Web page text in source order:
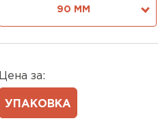
90 ММ
Цена за:
УПАКОВКА
Утеплитель Xotpipe